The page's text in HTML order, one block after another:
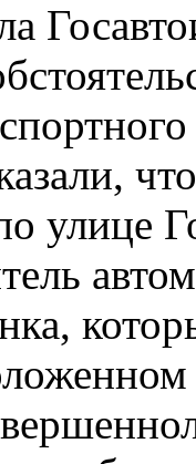
улице